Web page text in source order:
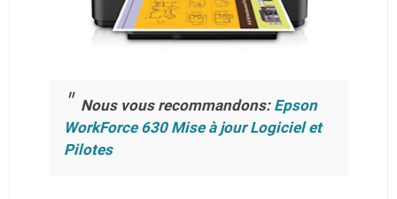
Nous vous recommandons: Epson
WorkForce 630 Mise à jour Logiciel et
Pilotes